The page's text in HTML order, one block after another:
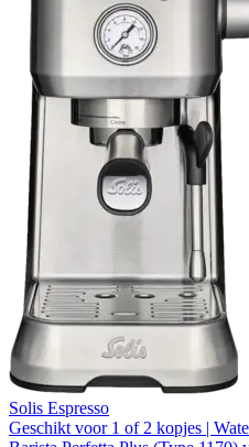
Solis Espresso
Geschikt voor 1 of 2 kopjes |